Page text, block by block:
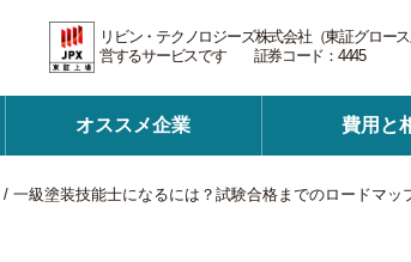
リビン・テクノロジーズ株式会社（東証グロー
営するサービスです 証券コード：4445
オススメ企業 費用と
/ 一級塗装技能士になるには？試験合格までのロードマッ